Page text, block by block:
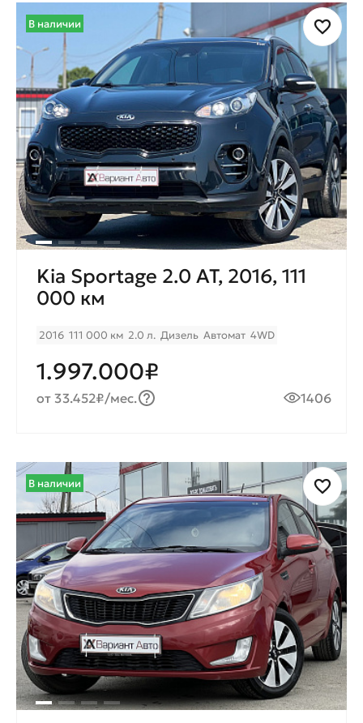
В наличии
Kia Sportage 2.0 AT, 2016, 111
000 км
2016 111 000 км 2.0 л. Дизель Автомат 4WD
1.997.000₽
от 33.452₽/мес. 1406
В наличии